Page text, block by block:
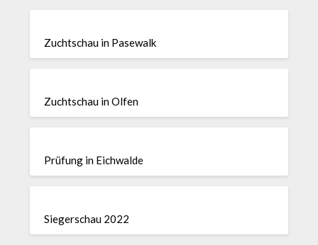
Zuchtschau in Pasewalk
Zuchtschau in Olfen
Prüfung in Eichwalde
Siegerschau 2022